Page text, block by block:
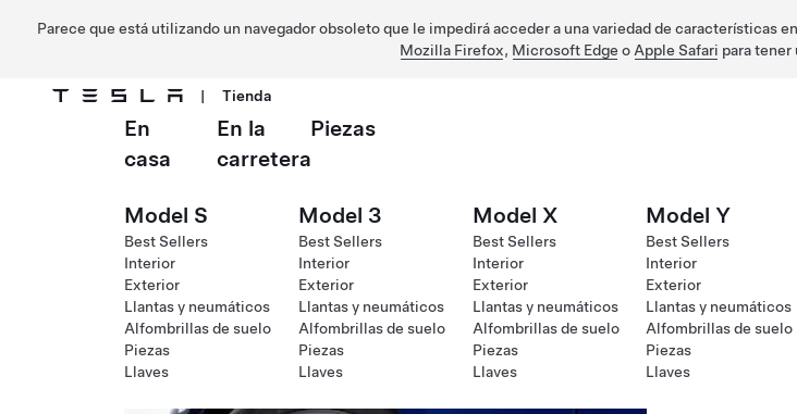
Parece que está utilizando un navegador obsoleto que le impedirá acceder a una variedad de características
Mozilla Firefox, Microsoft Edge o Apple Safari para tener
Ir al contenido principal
| Tienda
En
casa
En la
carretera
Piezas
Model S
Best Sellers
Interior
Exterior
Llantas y neumáticos
Alfombrillas de suelo
Piezas
Llaves
Model 3
Best Sellers
Interior
Exterior
Llantas y neumáticos
Alfombrillas de suelo
Piezas
Llaves
Model X
Best Sellers
Interior
Exterior
Llantas y neumáticos
Alfombrillas de suelo
Piezas
Llaves
Model Y
Best Sellers
Interior
Exterior
Llantas y neumáticos
Alfombrillas de suelo
Piezas
Llaves